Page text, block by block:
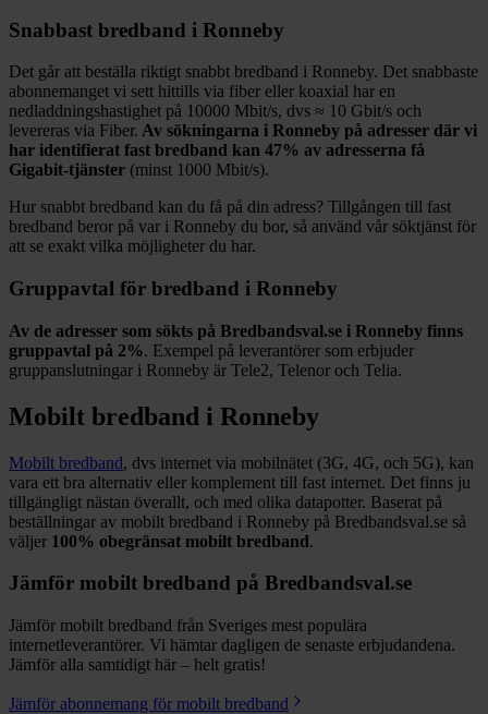
Snabbast bredband i Ronneby
Det går att beställa riktigt snabbt bredband i Ronneby. Det snabbaste
abonnemanget vi sett hittills via fiber eller koaxial har en
nedladdningshastighet på 10000 Mbit/s, dvs ≈ 10 Gbit/s och
levereras via Fiber. Av sökningarna i Ronneby på adresser där vi
har identifierat fast bredband kan 47% av adresserna få
Gigabit-tjänster (minst 1000 Mbit/s).
Hur snabbt bredband kan du få på din adress? Tillgången till fast
bredband beror på var i Ronneby du bor, så använd vår söktjänst för
att se exakt vilka möjligheter du har.
Gruppavtal för bredband i Ronneby
Av de adresser som sökts på Bredbandsval.se i Ronneby finns
gruppavtal på 2%. Exempel på leverantörer som erbjuder
gruppanslutningar i Ronneby är Tele2, Telenor och Telia.
Mobilt bredband i Ronneby
Mobilt bredband, dvs internet via mobilnätet (3G, 4G, och 5G), kan
vara ett bra alternativ eller komplement till fast internet. Det finns ju
tillgängligt nästan överallt, och med olika datapotter. Baserat på
beställningar av mobilt bredband i Ronneby på Bredbandsval.se så
väljer 100% obegränsat mobilt bredband.
Jämför mobilt bredband på Bredbandsval.se
Jämför mobilt bredband från Sveriges mest populära
internetleverantörer. Vi hämtar dagligen de senaste erbjudandena.
Jämför alla samtidigt här – helt gratis!
Jämför abonnemang för mobilt bredband